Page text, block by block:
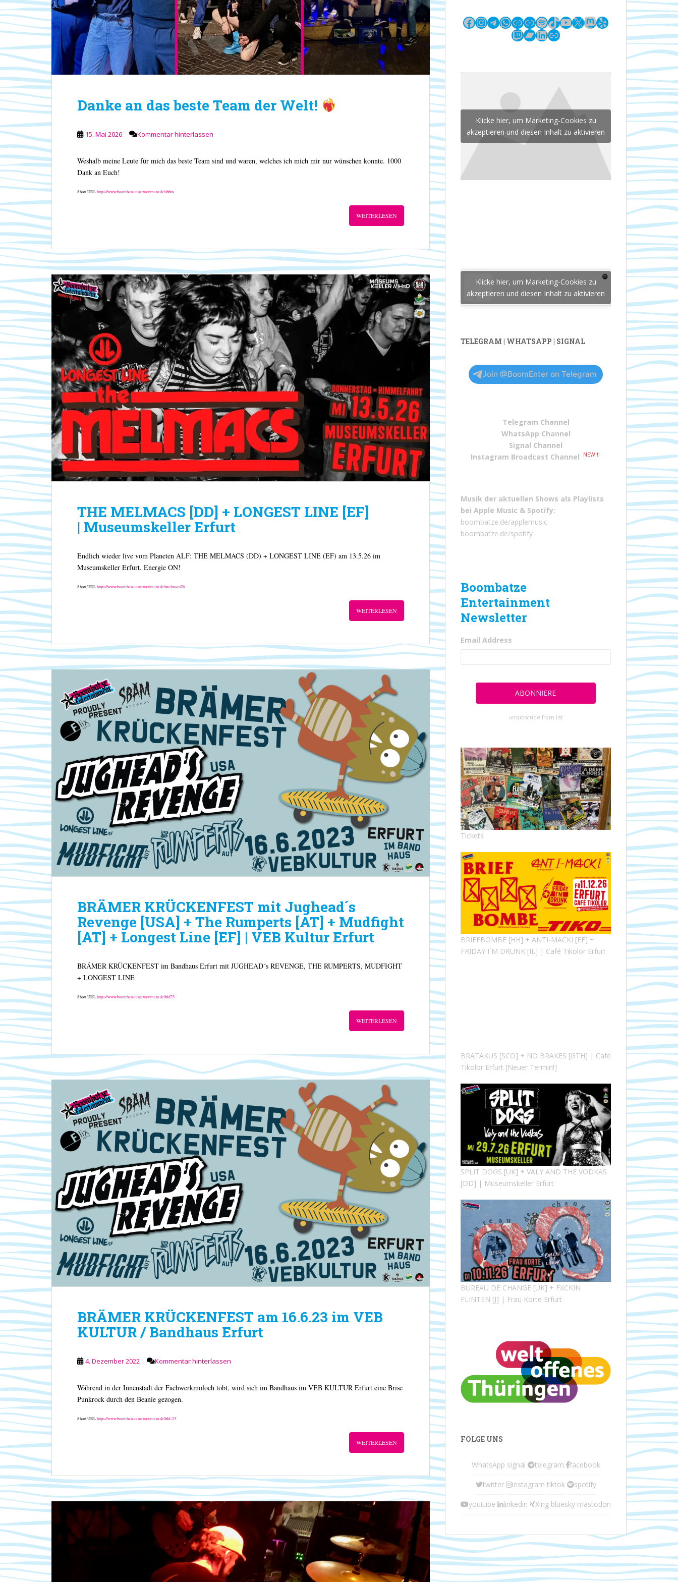
Danke an das beste Team der Welt!
15. Mai 2026 Kommentar hinterlassen
Weshalb meine Leute für mich das beste Team sind und waren, welches ich mich mir nur wünschen konnte. 1000
Dank an Euch!
Short URLhttps://www.boombatzeentertainment.de/sb6m
WEITERLESEN
THE MELMACS [DD] + LONGEST LINE [EF]
| Museumskeller Erfurt
Endlich wieder live vom Planeten ALF: THE MELMACS (DD) + LONGEST LINE (EF) am 13.5.26 im
Museumskeller Erfurt. Energie ON!
Short URLhttps://www.boombatzeentertainment.de/melmacs26
WEITERLESEN
BRÄMER KRÜCKENFEST mit Jughead´s
Revenge [USA] + The Rumperts [AT] + Mudfight
[AT] + Longest Line [EF] | VEB Kultur Erfurt
BRÄMER KRÜCKENFEST im Bandhaus Erfurt mit JUGHEAD´s REVENGE, THE RUMPERTS, MUDFIGHT
+ LONGEST LINE
Short URLhttps://www.boombatzeentertainment.de/bkf23
WEITERLESEN
BRÄMER KRÜCKENFEST am 16.6.23 im VEB
KULTUR / Bandhaus Erfurt
4. Dezember 2022 Kommentar hinterlassen
Während in der Innenstadt der Fachwerkmoloch tobt, wird sich im Bandhaus im VEB KULTUR Erfurt eine Brise
Punkrock durch den Beanie gezogen.
Short URLhttps://www.boombatzeentertainment.de/bkf-23
WEITERLESEN
Facebook
Instagram
Telegram
WhatsApp
LinkLinkSpotify
TikTok
YouTube
X Mastodon
Yelp
Twitch
Bandcamp
LinkedIn
Link
Klicke hier, um Marketing-Cookies zu
akzeptieren und diesen Inhalt zu aktivieren
Klicke hier, um Marketing-Cookies zu
akzeptieren und diesen Inhalt zu aktivieren
TELEGRAM | WHATSAPP | SIGNAL
Join @BoomEnter on Telegram
Telegram Channel
WhatsApp Channel
Signal Channel
Instagram Broadcast Channel
NEW!!!
Musik der aktuellen Shows als Playlists
bei Apple Music & Spotify:
boombatze.de/applemusic
boombatze.de/spotify
Boombatze
Entertainment
Newsletter
Email Address
unsubscribe from list
Tickets
BRIEFBOMBE [HH] + ANTI-MACKI [EF] +
FRIDAY I´M DRUNK [IL] | Café Tikolor Erfurt
BRATAKUS [SCO] + NO BRAKES [GTH] | Café
Tikolor Erfurt [Neuer Termin!]
SPLIT DOGS [UK] + VALY AND THE VODKAS
[DD] | Museumskeller Erfurt
BUREAU DE CHANGE [UK] + FXCKIN
FLINTEN [J] | Frau Korte Erfurt
FOLGE UNS
WhatsApp signal telegram facebook
twitter instagram tiktok spotify
youtube linkedin Xing bluesky mastodon